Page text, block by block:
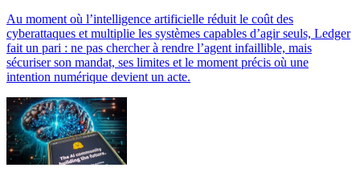
Au moment où l’intelligence artificielle réduit le coût des
cyberattaques et multiplie les systèmes capables d’agir seuls, Ledger
fait un pari : ne pas chercher à rendre l’agent infaillible, mais
sécuriser son mandat, ses limites et le moment précis où une
intention numérique devient un acte.